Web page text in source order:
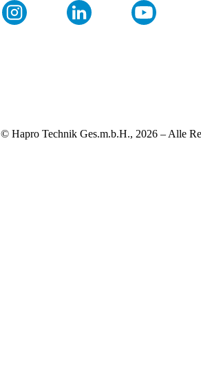
© Hapro Technik Ges.m.b.H., 2026 – Alle